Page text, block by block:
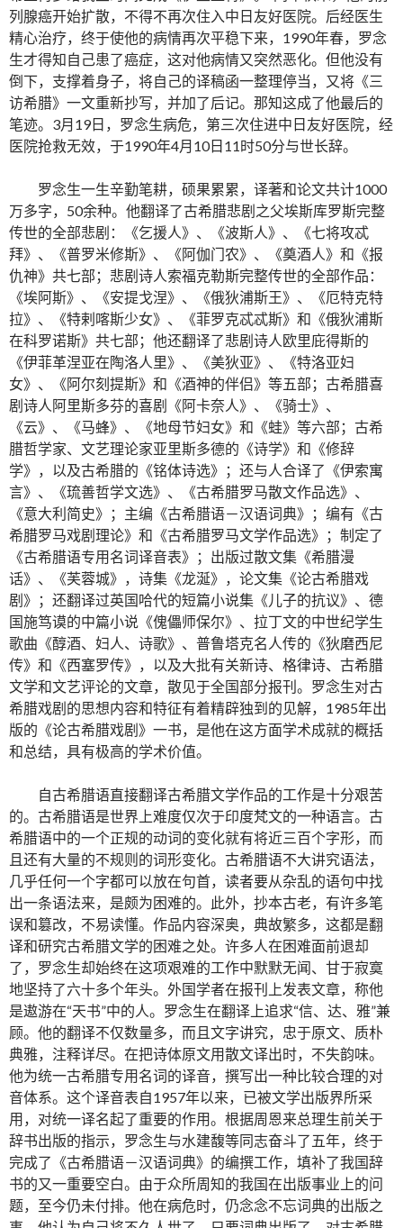
列腺癌开始扩散，不得不再次住入中日友好医院。后经医生
精心治疗，终于使他的病情再次平稳下来，1990年春，罗念
生才得知自己患了癌症，这对他病情又突然恶化。但他没有
倒下，支撑着身子，将自己的译稿函一整理停当，又将《三
访希腊》一文重新抄写，并加了后记。那知这成了他最后的
笔迹。3月19日，罗念生病危，第三次住进中日友好医院，经
医院抢救无效，于1990年4月10日11时50分与世长辞。
罗念生一生辛勤笔耕，硕果累累，译著和论文共计1000
万多字，50余种。他翻译了古希腊悲剧之父埃斯库罗斯完整
传世的全部悲剧：《乞援人》、《波斯人》、《七将攻忒
拜》、《普罗米修斯》、《阿伽门农》、《奠酒人》和《报
仇神》共七部；悲剧诗人索福克勒斯完整传世的全部作品：
《埃阿斯》、《安提戈涅》、《俄狄浦斯王》、《厄特克特
拉》、《特剌喀斯少女》、《菲罗克忒忒斯》和《俄狄浦斯
在科罗诺斯》共七部；他还翻译了悲剧诗人欧里庇得斯的
《伊菲革涅亚在陶洛人里》、《美狄亚》、《特洛亚妇
女》、《阿尔刻提斯》和《酒神的伴侣》等五部；古希腊喜
剧诗人阿里斯多芬的喜剧《阿卡奈人》、《骑士》、
《云》、《马蜂》、《地母节妇女》和《蛙》等六部；古希
腊哲学家、文艺理论家亚里斯多德的《诗学》和《修辞
学》，以及古希腊的《铭体诗选》；还与人合译了《伊索寓
言》、《琉善哲学文选》、《古希腊罗马散文作品选》、
《意大利简史》；主编《古希腊语－汉语词典》；编有《古
希腊罗马戏剧理论》和《古希腊罗马文学作品选》；制定了
《古希腊语专用名词译音表》；出版过散文集《希腊漫
话》、《芙蓉城》，诗集《龙涎》，论文集《论古希腊戏
剧》；还翻译过英国哈代的短篇小说集《儿子的抗议》、德
国施笃谟的中篇小说《傀儡师保尔》、拉丁文的中世纪学生
歌曲《醇酒、妇人、诗歌》、普鲁塔克名人传的《狄磨西尼
传》和《西塞罗传》，以及大批有关新诗、格律诗、古希腊
文学和文艺评论的文章，散见于全国部分报刊。罗念生对古
希腊戏剧的思想内容和特征有着精辟独到的见解，1985年出
版的《论古希腊戏剧》一书，是他在这方面学术成就的概括
和总结，具有极高的学术价值。
自古希腊语直接翻译古希腊文学作品的工作是十分艰苦
的。古希腊语是世界上难度仅次于印度梵文的一种语言。古
希腊语中的一个正规的动词的变化就有将近三百个字形，而
且还有大量的不规则的词形变化。古希腊语不大讲究语法，
几乎任何一个字都可以放在句首，读者要从杂乱的语句中找
出一条语法来，是颇为困难的。此外，抄本古老，有许多笔
误和篡改，不易读懂。作品内容深奥，典故繁多，这都是翻
译和研究古希腊文学的困难之处。许多人在困难面前退却
了，罗念生却始终在这项艰难的工作中默默无闻、甘于寂寞
地坚持了六十多个年头。外国学者在报刊上发表文章，称他
是遨游在“天书”中的人。罗念生在翻译上追求“信、达、雅”兼
顾。他的翻译不仅数量多，而且文字讲究，忠于原文、质朴
典雅，注释详尽。在把诗体原文用散文译出时，不失韵味。
他为统一古希腊专用名词的译音，撰写出一种比较合理的对
音体系。这个译音表自1957年以来，已被文学出版界所采
用，对统一译名起了重要的作用。根据周恩来总理生前关于
辞书出版的指示，罗念生与水建馥等同志奋斗了五年，终于
完成了《古希腊语－汉语词典》的编撰工作，填补了我国辞
书的又一重要空白。由于众所周知的我国在出版事业上的问
题，至今仍未付排。他在病危时，仍念念不忘词典的出版之